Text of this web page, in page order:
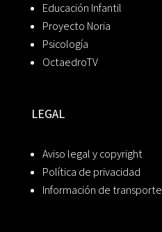
Educación Infantil
Proyecto Noria
Psicología
OctaedroTV
LEGAL
Aviso legal y copyright
Política de privacidad
Información de transporte